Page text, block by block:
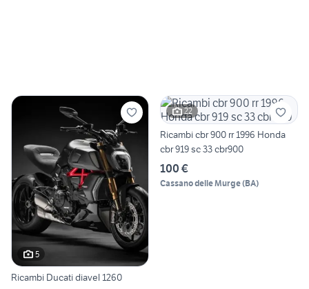
5
Ricambi Ducati diavel 1260
22
Ricambi cbr 900 rr 1996 Honda
cbr 919 sc 33 cbr900
100 €
Cassano delle Murge(BA)